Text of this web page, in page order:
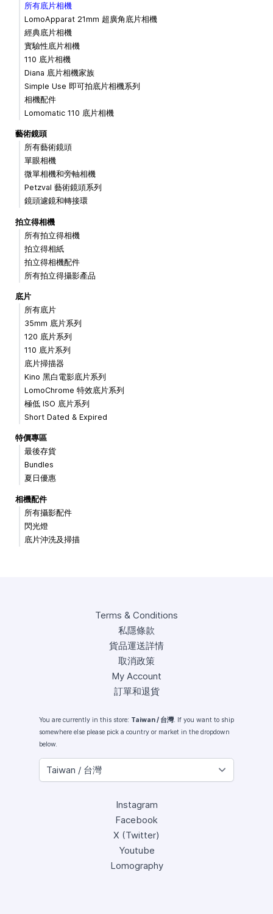
所有底片相機
LomoApparat 21mm 超廣角底片相機
經典底片相機
實驗性底片相機
110 底片相機
Diana 底片相機家族
Simple Use 即可拍底片相機系列
相機配件
Lomomatic 110 底片相機
藝術鏡頭
所有藝術鏡頭
單眼相機
微單相機和旁軸相機
Petzval 藝術鏡頭系列
鏡頭濾鏡和轉接環
拍立得相機
所有拍立得相機
拍立得相紙
拍立得相機配件
所有拍立得攝影產品
底片
所有底片
35mm 底片系列
120 底片系列
110 底片系列
底片掃描器
Kino 黑白電影底片系列
LomoChrome 特效底片系列
極低 ISO 底片系列
Short Dated & Expired
特價專區
最後存貨
Bundles
夏日優惠
相機配件
所有攝影配件
閃光燈
底片沖洗及掃描
Terms & Conditions
私隱條款
貨品運送詳情
取消政策
My Account
訂單和退貨
You are currently in this store: Taiwan / 台灣. If you want to ship
somewhere else please pick a country or market in the dropdown
below.
Instagram
Facebook
X (Twitter)
Youtube
Lomography